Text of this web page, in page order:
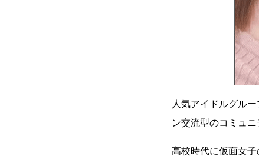
人気アイドルグル
ン交流型のコミュ
高校時代に仮面女